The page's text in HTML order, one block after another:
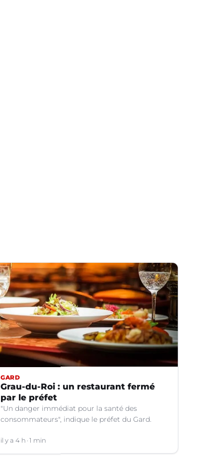
GARD
Grau-du-Roi : un restaurant fermé
par le préfet
"Un danger immédiat pour la santé des
consommateurs", indique le préfet du Gard.
il y a 4 h 1 min